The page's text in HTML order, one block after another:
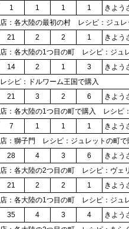
1 1 1 1
きよう
店：各大陸の最初の村 レシピ：ジュレ
21 2 2 1
きよう
店：各大陸の1つ目の町 レシピ：ジュ
14 2 1 3
きよう
レシピ：ドルワーム王国で購入
21 3 2 6
きよう
店：各大陸の1つ目の町で購入 レシピ
7 1 1 1
きよう
店：獅子門 レシピ：ジュレットの町で
28 4 3 6
きよう
店：各大陸の2つ目の町 レシピ：ヴェ
21 2 2 1
きよう
店：各大陸の1つ目の町 レシピ：ジュ
35 4 3 4
きよう